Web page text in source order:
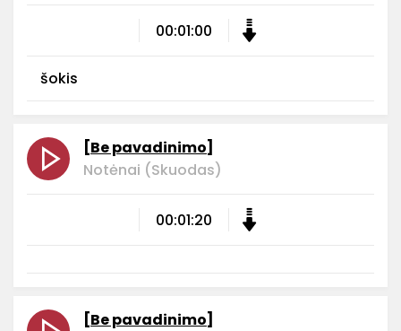
00:01:00
šokis
[Be pavadinimo]
Notėnai (Skuodas)
00:01:20
[Be pavadinimo]